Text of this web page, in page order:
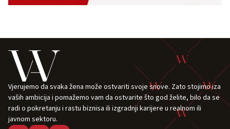
Vjerujemo da svaka žena može ostvariti svoje snove. Zato stojimo iza
vaših ambicija i pomažemo vam da ostvarite što god želite, bilo da se
radi o pokretanju i rastu biznisa ili izgradnji karijere u realnom ili
javnom sektoru.